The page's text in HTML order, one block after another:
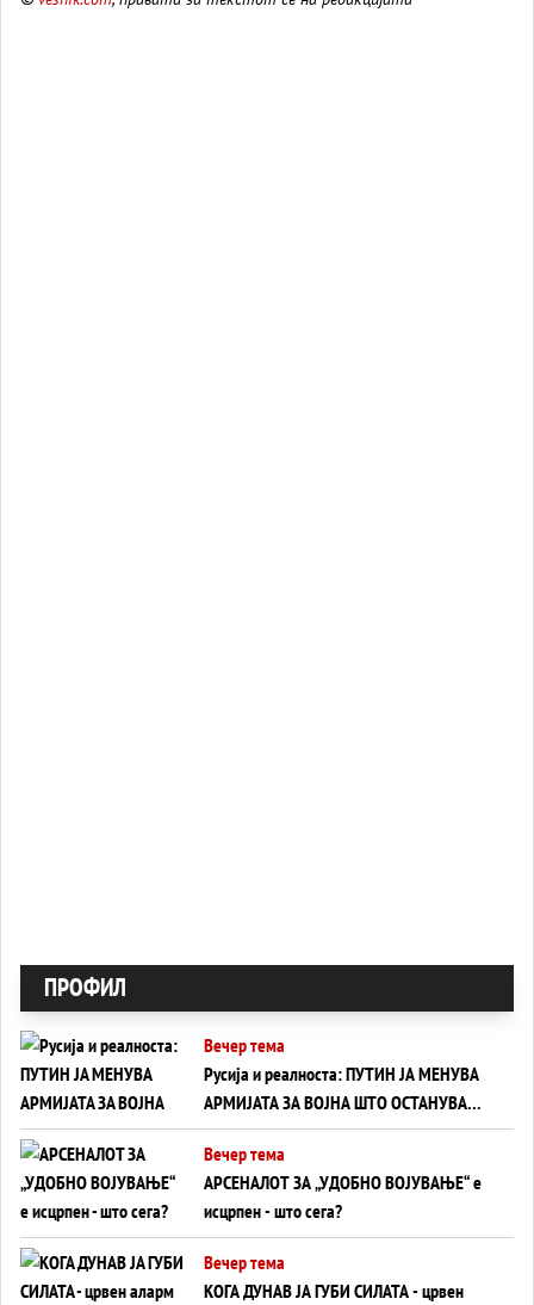
ПРОФИЛ
Вечер тема
Русија и реалноста: ПУТИН ЈА МЕНУВА
АРМИЈАТА ЗА ВОЈНА ШТО ОСТАНУВА
БЕЗ ФРОНТ
Вечер тема
АРСЕНАЛОТ ЗА „УДОБНО ВОЈУВАЊЕ“ е
исцрпен - што сега?
Вечер тема
КОГА ДУНАВ ЈА ГУБИ СИЛАТА - црвен